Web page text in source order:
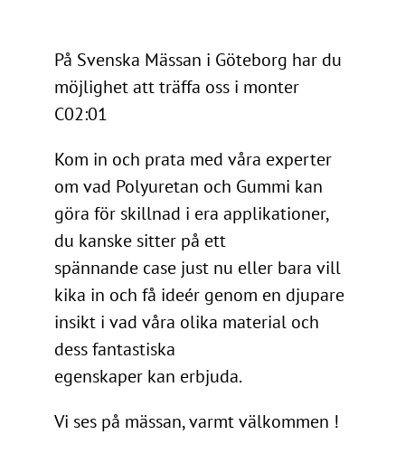
På Svenska Mässan i Göteborg har du
möjlighet att träffa oss i monter
C02:01
Kom in och prata med våra experter
om vad Polyuretan och Gummi kan
göra för skillnad i era applikationer,
du kanske sitter på ett
spännande case just nu eller bara vill
kika in och få ideér genom en djupare
insikt i vad våra olika material och
dess fantastiska
egenskaper kan erbjuda.
Vi ses på mässan, varmt välkommen !